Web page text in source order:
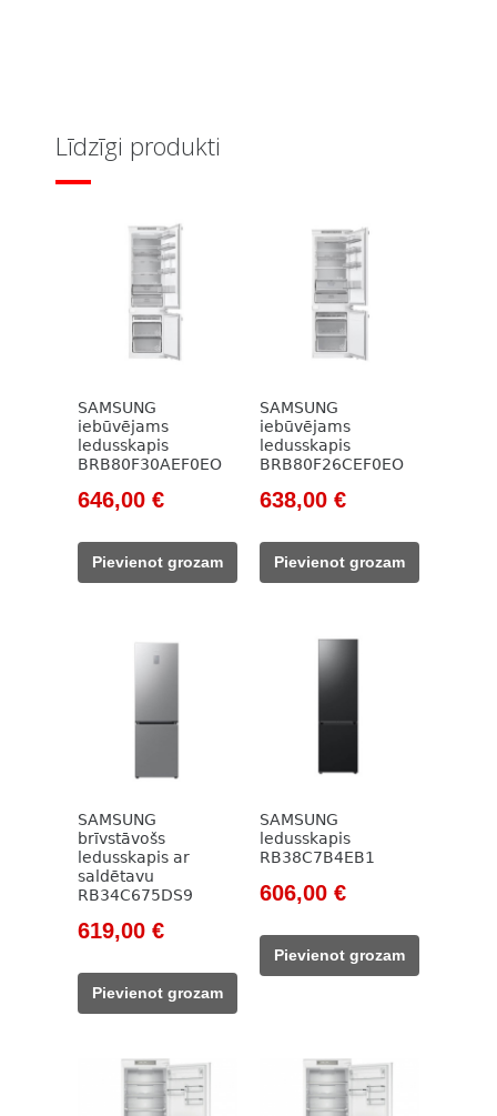
Līdzīgi produkti
SAMSUNG
iebūvējams
ledusskapis
BRB80F30AEF0EO
Original
was:
1
646,00 €Current
646,00 €.
Pievienot grozam
SAMSUNG
iebūvējams
ledusskapis
BRB80F26CEF0EO
Original
was:
993,00 €.
638,00 €Current
638,00 €.
Pievienot grozam
SAMSUNG
brīvstāvošs
ledusskapis ar
saldētavu
RB34C675DS9
Original
was:
799,00 €.
619,00 €Current
619,00 €.
Pievienot grozam
SAMSUNG
ledusskapis
RB38C7B4EB1
Original
was:
828,00 €.
606,00 €Current
606,00 €.
Pievienot grozam